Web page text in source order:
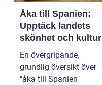
Åka till Spanien:
Upptäck landets
skönhet och kultur
En övergripande,
grundlig översikt över
"åka till Spanien"